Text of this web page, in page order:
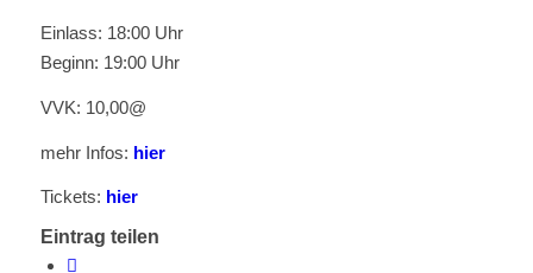
Einlass: 18:00 Uhr
Beginn: 19:00 Uhr
VVK: 10,00@
mehr Infos: hier
Tickets: hier
Eintrag teilen